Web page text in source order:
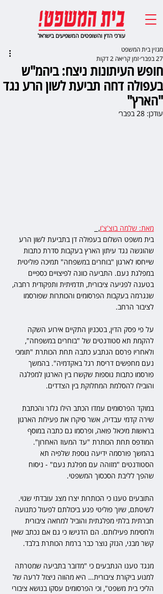
עורכי הדין והשופטים המשפיעים בישראל
חופש העיתונות ניצח: ביהמ"ש
בעפולה דחה תביעת לשון הרע נגד
"הארץ"
מגזין בית המשפט
27 בפבר׳
זמן קריאה 2 דקות
עודכן: 28 בפבר׳
מאת: שלמה בוצ'צ'ו,
בית משפט השלום בעפולה דן בתביעת לשון הרע
שהוגשה נגד עיתון הארץ בעקבות סדרת כתבות
שייחסו לארגון "בוחרים במשפחה" תמיכה פוליטית
במפלגת נעם. התביעה כוונה לפיצויים כספיים
בטענה לפגיעה ציבורית, תדמיתית ותפקודית רחבה,
שנגרמה בעקבות הפרסומים והכותרות שפורסמו
לציבור הרחב.
על פי פסק הדין, בטכניון התקיים אירוע השקה
להקמת תא סטודנטים של "בוחרים במשפחה",
ולאחריו פרסם הנתבע כתבה תחת הכותרת "תומכי
נעם מחפשים דריסת רגל באקדמיה". בהמשך
פורסמו כתבות נוספות שקשרו בין הארגון למפלגה
והובילו להסלמת המחלוקת בין הצדדים.
במוקד הפרסומים עמדו הכתב הילו גלזר והכתבת
שירה קדמי עבדיה, אשר סיקרו את פעילות הארגון
בראשות מיכאל פואה, ופרסמו גם כתבה במוסף
המודפס תחת הכותרת "עד המעוז האחרון".
בהמשך פורסמה ידיעה נוספת שלפיה תא
הסטודנטים "מזוהה עם מפלגת נעם" - ניסוח
שהפך לליבת הסכסוך המשפטי.
התובעים טענו כי הכותרות יצרו מצג עובדתי שגוי.
לשיטתם, שיוך פוליטי פגע ביכולתם לפעול כתנועה
חברתית בלתי מפלגתית והוביל למחאה ציבורית
ולחסימת פעילותם. הם הדגישו כי גם אם נכתב שאין
קשר מבני, הנזק נוצר כבר ברמת הכותרת בלבד.
מנגד טענו הנתבעים כי "מדובר בתביעה שמטרתה
למנוע ביקורת ציבורית… היא מהווה ניצול לרעה של
הליכי בית משפט", וכי הפרסומים עסקו בנושא ציבורי